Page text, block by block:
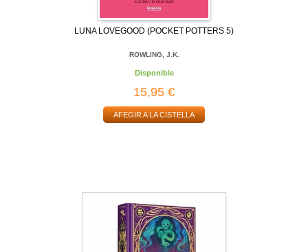
LUNA LOVEGOOD (POCKET POTTERS 5)
ROWLING, J.K.
Disponible
15,95 €
AFEGIR A LA CISTELLA